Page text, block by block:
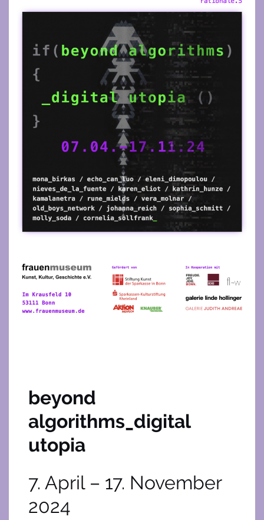
beyond
algorithms_digital
utopia
7. April – 17. November
2024